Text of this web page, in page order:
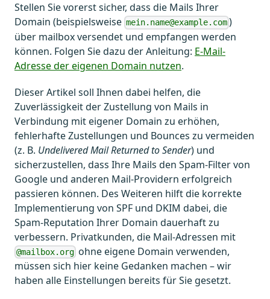
Stellen Sie vorerst sicher, dass die Mails Ihrer
Domain (beispielsweise mein.name@example.com )
über mailbox versendet und empfangen werden
können. Folgen Sie dazu der Anleitung: E-Mail-
Adresse der eigenen Domain nutzen.
Dieser Artikel soll Ihnen dabei helfen, die
Zuverlässigkeit der Zustellung von Mails in
Verbindung mit eigener Domain zu erhöhen,
fehlerhafte Zustellungen und Bounces zu vermeiden
(z. B. Undelivered Mail Returned to Sender) und
sicherzustellen, dass Ihre Mails den Spam-Filter von
Google und anderen Mail-Providern erfolgreich
passieren können. Des Weiteren hilft die korrekte
Implementierung von SPF und DKIM dabei, die
Spam-Reputation Ihrer Domain dauerhaft zu
verbessern. Privatkunden, die Mail-Adressen mit
@mailbox.org ohne eigene Domain verwenden,
müssen sich hier keine Gedanken machen – wir
haben alle Einstellungen bereits für Sie gesetzt.